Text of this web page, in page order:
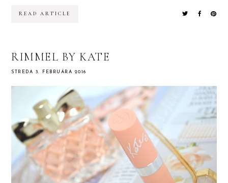
READ ARTICLE
RIMMEL BY KATE
STREDA 3. FEBRUÁRA 2016